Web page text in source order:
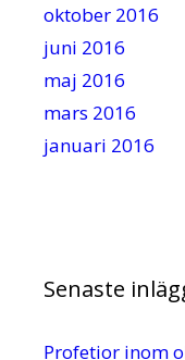
oktober 2016
juni 2016
maj 2016
mars 2016
januari 2016
Senaste
Profetior inom